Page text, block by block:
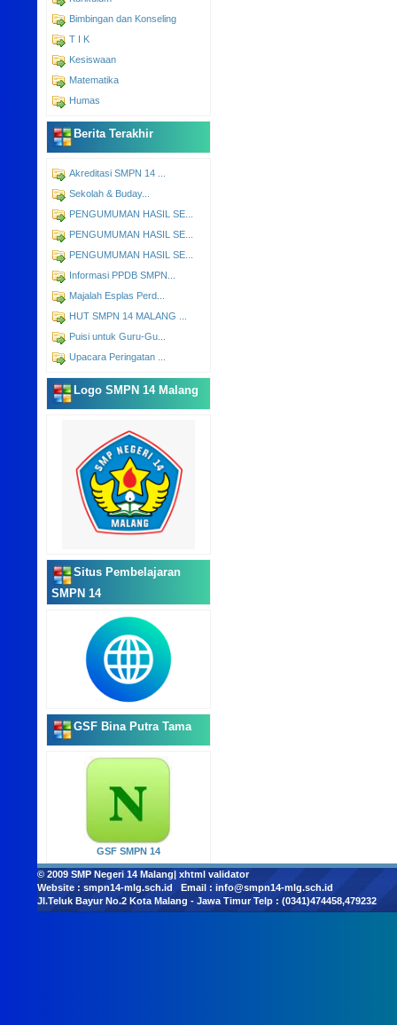
Bimbingan dan Konseling
T I K
Kesiswaan
Matematika
Humas
Berita Terakhir
Akreditasi SMPN 14 ...
Sekolah & Buday...
PENGUMUMAN HASIL SE...
PENGUMUMAN HASIL SE...
PENGUMUMAN HASIL SE...
Informasi PPDB SMPN...
Majalah Esplas Perd...
HUT SMPN 14 MALANG ...
Puisi untuk Guru-Gu...
Upacara Peringatan ...
Logo SMPN 14 Malang
Situs Pembelajaran
SMPN 14
GSF Bina Putra Tama
GSF SMPN 14
© 2009 SMP Negeri 14 Malang xhtml validator
Website : smpn14-mlg.sch.id Email : info@smpn14-mlg.sch.id
Jl.Teluk Bayur No.2 Kota Malang - Jawa Timur Telp : (0341)474458,479232